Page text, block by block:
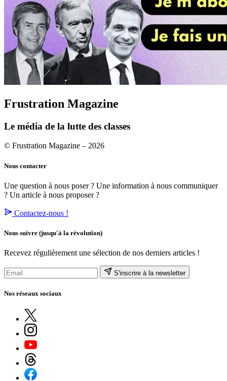
Frustration Magazine
Le média de la lutte des classes
© Frustration Magazine – 2026
Nous contacter
Une question à nous poser ? Une information à nous communiquer
? Un article à nous proposer ?
Contactez-nous !
Nous suivre (jusqu'à la révolution)
Recevez régulièrement une sélection de nos derniers articles !
S'inscrire à la newsletter
Nos réseaux sociaux